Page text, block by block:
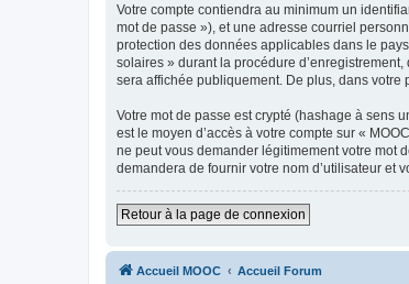
Votre compte contiendra au minimum un
mot de passe »), et une adresse courriel
protection des données applicables dans le
solaires » durant la procédure
sera affichée publiquement. De plus, dans votre
Votre mot de passe est crypté (hashage à sens
est le moyen d’accès à votre compte sur «
ne peut vous demander légitimement votre mot
demandera de fournir votre nom d’utilisateur et
Retour à la page de connexion
Accueil MOOC Accueil Forum